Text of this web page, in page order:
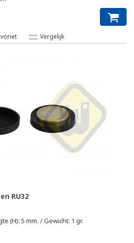
Vergelijk
RU32
(H): 5 mm. / Gewicht: 1 gr.